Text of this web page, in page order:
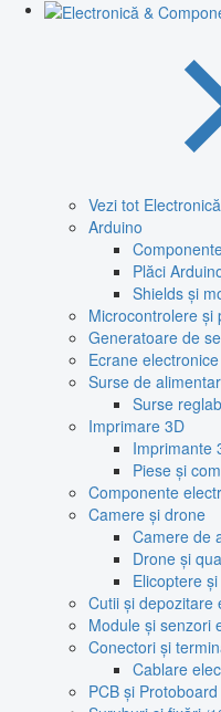
Vezi tot
Arduino
Plăci
Shields și
Microcontrolere și
Generatoare de
Ecrane electronice
Surse de
Surse
Imprimare 3D
Imprimante
Piese și
Componente
Camere și drone
Camere de
Drone și
Elicoptere
Cutii și depozitare
Module și senzori
Conectori și
Cablare
PCB și Protoboard